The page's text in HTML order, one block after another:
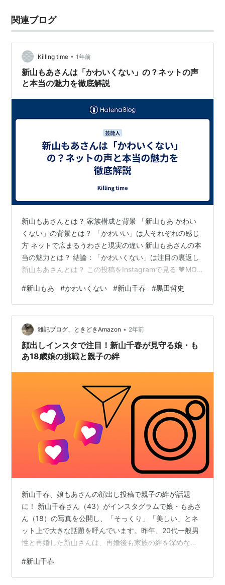
関連ブログ
Killing time • 1年前
新山もあさんは「かわいくない」の？ネットの声
と本当の魅力を徹底解説
新山もあさんとは？ 家族構成と背景 「新山もあ かわい
くない」の背景とは？ 「かわいい」は人それぞれの感じ
方 ネットで広まるうわさと現実の違い 新山もあさんの本
当の魅力とは？ 結論：「かわいくない」は注目の裏返し
新山もあさんとは？ この投稿をInstagramで見る 🧡MOA
レントとしての活動だけでなく、その家族背景やユニー
クな存在感でも注目を集める人物です。2006年7月1日生
まれの彼女は、母親であるタレントの新山千春さんと、
実父で元プロ野球選手の黒田哲史さんの間に生まれまし
た2。 家族構成と背景 この投稿をInstagramで…
#新山もあ #かわいくない #新山千春 #黒田哲史
雑記ブログ、ときどきAmazon • 2年前
顔出しインスタで注目！新山千春が見守る娘・も
あ18歳娘の挑戦と親子の絆
新山千春、娘もあさんの顔出し投稿で親子の絆が話題
に！ 新山千春さん（43）がインスタグラムで娘・もあさ
ん（18）の写真を公開し、「そっくり」「美しい」とネ
ット上で大きな話題を呼んでいます。昨年、20代一般男
性と再婚した新山さんは、再婚後も家族の絆を深めなが
事では、娘・もあさんのダンス活動や成長、そして親子
の特別な関係に焦点を当ててお届けします。 新山千春娘
#新山千春